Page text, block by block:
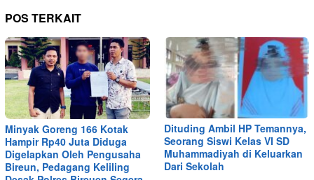
POS TERKAIT
Minyak Goreng 166 Kotak
Hampir Rp40 Juta Diduga
Digelapkan Oleh Pengusaha
Bireun, Pedagang Keliling
Dituding Ambil HP Temannya,
Seorang Siswi Kelas VI SD
Muhammadiyah di Keluarkan
Dari Sekolah